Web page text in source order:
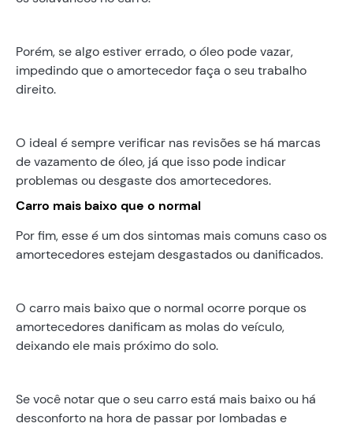
Porém, se algo estiver errado, o óleo pode vazar,
impedindo que o amortecedor faça o seu trabalho
direito.
O ideal é sempre verificar nas revisões se há marcas
de vazamento de óleo, já que isso pode indicar
problemas ou desgaste dos amortecedores.
Carro mais baixo que o normal
Por fim, esse é um dos sintomas mais comuns caso os
amortecedores estejam desgastados ou danificados.
O carro mais baixo que o normal ocorre porque os
amortecedores danificam as molas do veículo,
deixando ele mais próximo do solo.
Se você notar que o seu carro está mais baixo ou há
desconforto na hora de passar por lombadas e